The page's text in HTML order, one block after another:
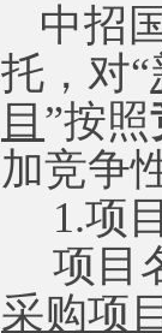
中招
托，对“
目 ”按照
加竞争
1.项
项目
采购项目